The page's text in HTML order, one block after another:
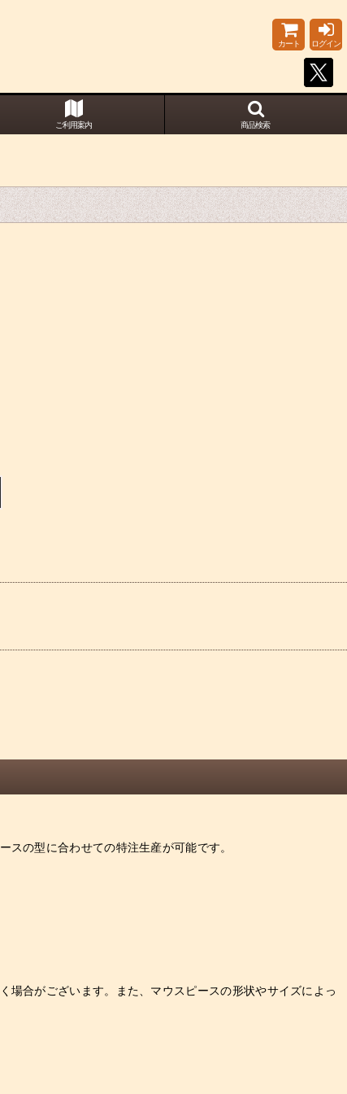
カート ログイン
ご利用案内 商品検索
の型に合わせての特注生産が可能です。
場合がございます。また、マウスピースの形状やサイズによっ